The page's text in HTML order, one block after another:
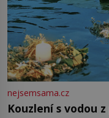
nejsemsama.cz
Kouzlení s vodou